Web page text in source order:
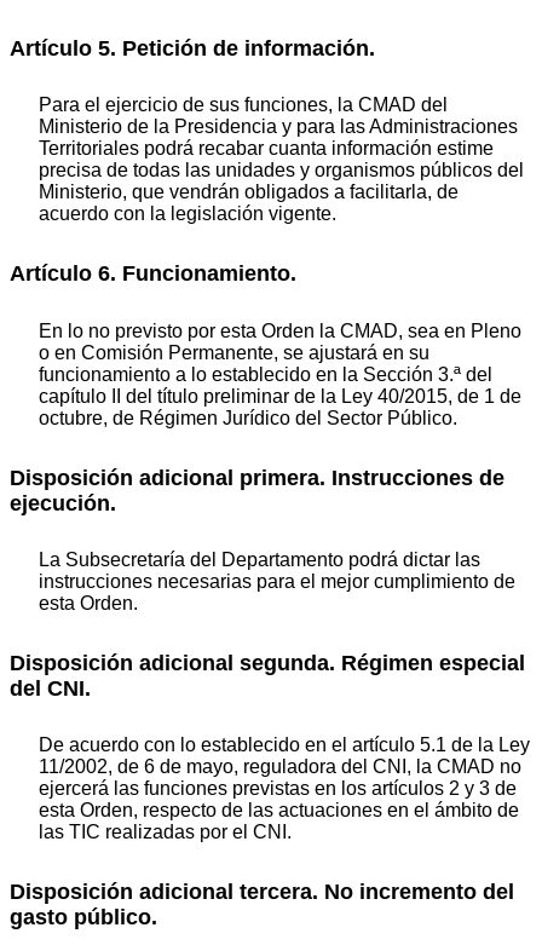
Artículo 5. Petición de información.
Para el ejercicio de sus funciones, la CMAD del
Ministerio de la Presidencia y para las Administraciones
Territoriales podrá recabar cuanta información estime
precisa de todas las unidades y organismos públicos del
Ministerio, que vendrán obligados a facilitarla, de
acuerdo con la legislación vigente.
Artículo 6. Funcionamiento.
En lo no previsto por esta Orden la CMAD, sea en Pleno
o en Comisión Permanente, se ajustará en su
funcionamiento a lo establecido en la Sección 3.ª del
capítulo II del título preliminar de la Ley 40/2015, de 1 de
octubre, de Régimen Jurídico del Sector Público.
Disposición adicional primera. Instrucciones de
ejecución.
La Subsecretaría del Departamento podrá dictar las
instrucciones necesarias para el mejor cumplimiento de
esta Orden.
Disposición adicional segunda. Régimen especial
del CNI.
De acuerdo con lo establecido en el artículo 5.1 de la Ley
11/2002, de 6 de mayo, reguladora del CNI, la CMAD no
ejercerá las funciones previstas en los artículos 2 y 3 de
esta Orden, respecto de las actuaciones en el ámbito de
las TIC realizadas por el CNI.
Disposición adicional tercera. No incremento del
gasto público.